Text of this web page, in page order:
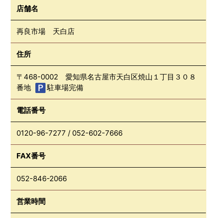
店舗名
再良市場 天白店
住所
〒468-0002 愛知県名古屋市天白区焼山１丁目３０８
番地
駐車場完備
電話番号
0120-96-7277 / 052-602-7666
FAX番号
052-846-2066
営業時間